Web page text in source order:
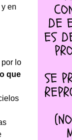
en
lo
que